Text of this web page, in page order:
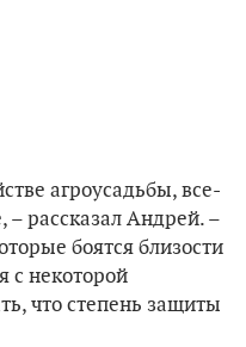
агроусадьбы, все-
– рассказал Андрей. –
боятся близости
с некоторой
что степень защиты